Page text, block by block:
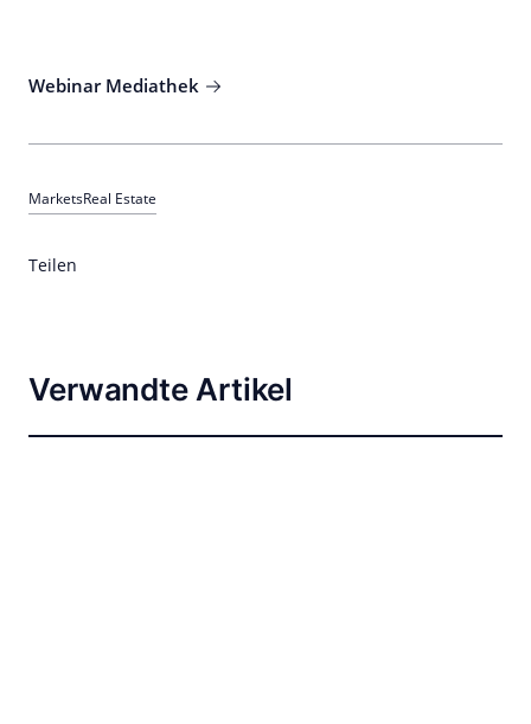
Webinar Mediathek
MarketsReal Estate
Teilen
Verwandte Artikel